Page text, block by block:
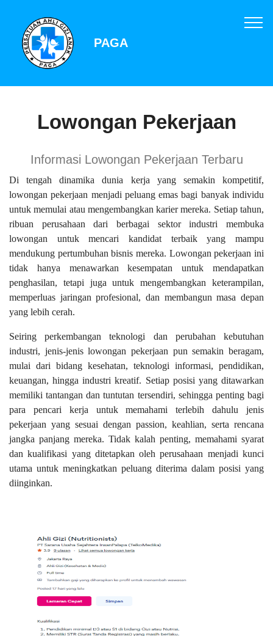
PAGA
Lowongan Pekerjaan
Informasi Lowongan Pekerjaan Terbaru
Di tengah dinamika dunia kerja yang semakin kompetitif,
lowongan pekerjaan menjadi peluang emas bagi banyak individu
untuk memulai atau mengembangkan karier mereka. Setiap tahun,
ribuan perusahaan dari berbagai sektor industri membuka
lowongan untuk mencari kandidat terbaik yang mampu
mendukung pertumbuhan bisnis mereka. Lowongan pekerjaan ini
tidak hanya menawarkan kesempatan untuk mendapatkan
penghasilan, tetapi juga untuk mengembangkan keterampilan,
memperluas jaringan profesional, dan membangun masa depan
yang lebih cerah.
Seiring perkembangan teknologi dan perubahan kebutuhan
industri, jenis-jenis lowongan pekerjaan pun semakin beragam,
mulai dari bidang kesehatan, teknologi informasi, pendidikan,
keuangan, hingga industri kreatif. Setiap posisi yang ditawarkan
memiliki tantangan dan tuntutan tersendiri, sehingga penting bagi
para pencari kerja untuk memahami terlebih dahulu jenis
pekerjaan yang sesuai dengan passion, keahlian, serta rencana
jangka panjang mereka. Tidak kalah penting, memahami syarat
dan kualifikasi yang ditetapkan oleh perusahaan menjadi kunci
utama untuk meningkatkan peluang diterima dalam posisi yang
diinginkan.
DIBUTUHKAN SEGERA TENAGA Ahli
Gizi (Nutritionists)
SYARAT DAN KETENTUAN LIHAT